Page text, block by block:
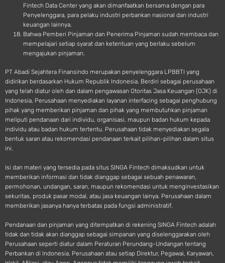
Fintech Data Center yang akan dimanfaatkan bersama dengan para
Penyelenggara, para pelaku industri perbankan nasional dan industri
keuangan lainnya.
Bahwa Pemberi Pinjaman dan Penerima Pinjaman sudah membaca dan
mempelajari setiap syarat dan ketentuan yang berlaku sebelum
mengajukan pinjaman.
PT Abadi Sejahtera Finansindo merupakan penyelenggara LPBBTI yang
didirikan berdasarkan Hukum Republik Indonesia. Berdiri sebagai perusahaan
yang telah diatur oleh dan dalam pengawasan Otoritas Jasa Keuangan (OJK) di
Indonesia, Perusahaan menyediakan layanan interfacing sebagai penghubung
pihak yang memberikan pinjaman dan pihak yang membutuhkan pinjaman
meliputi pendanaan dari individu, organisasi, maupun badan hukum kepada
individu atau badan hukum tertentu. Perusahaan tidak menyediakan segala
bentuk saran atau rekomendasi pendanaan terkait pilihan-pilihan dalam situs
ini.
Isi dan materi yang tersedia pada situs SINGA Fintech dimaksudkan untuk
memberikan informasi dan tidak dianggap sebagai sebuah penawaran,
permohonan, undangan, saran, maupun rekomendasi untuk menginvestasikan
sekuritas, produk pasar modal, atau jasa keuangan lainya. Perusahaan dalam
memberikan jasanya hanya terbatas pada fungsi administratif.
Pendanaan dan pinjaman yang ditempatkan di rekening SINGA Fintech adalah
tidak dan tidak akan dianggap sebagai simpanan yang diselenggarakan oleh
Perusahaan seperti diatur dalam Peraturan Perundang-Undangan tentang
Perbankan di Indonesia. Perusahaan atau setiap Direktur, Pegawai, Karyawan,